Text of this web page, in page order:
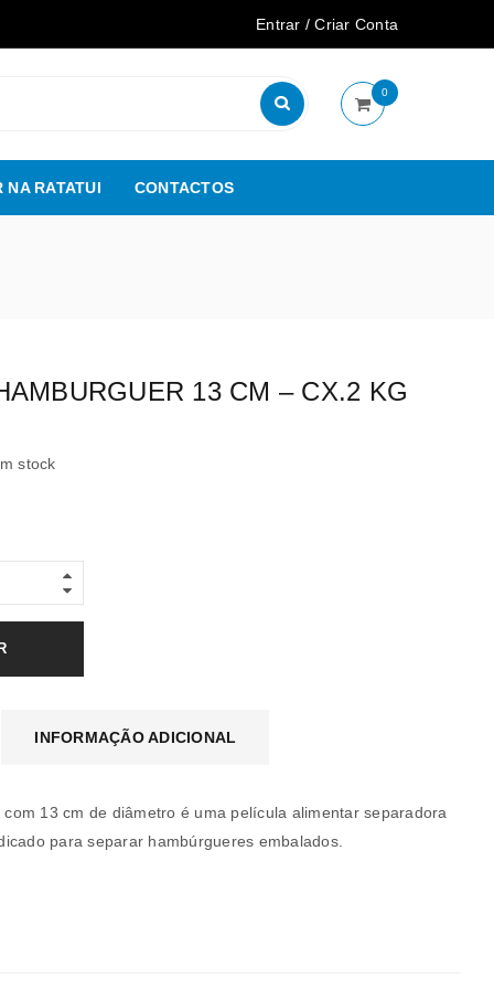
Entrar /Criar Conta
0
NA RATATUI CONTACTOS
13 CM – CX.2 KG
stock
INFORMAÇÃO ADICIONAL
13 cm de diâmetro é uma película alimentar separadora
para separar hambúrgueres embalados.